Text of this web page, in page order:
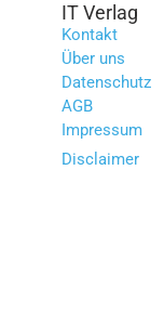
IT Verlag
Kontakt
Über uns
Datenschutz
AGB
Impressum
Disclaimer